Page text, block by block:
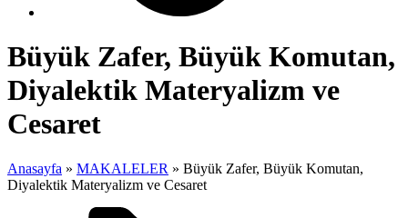
Büyük Zafer, Büyük Komutan,
Diyalektik Materyalizm ve
Cesaret
Anasayfa » MAKALELER » Büyük Zafer, Büyük Komutan,
Diyalektik Materyalizm ve Cesaret